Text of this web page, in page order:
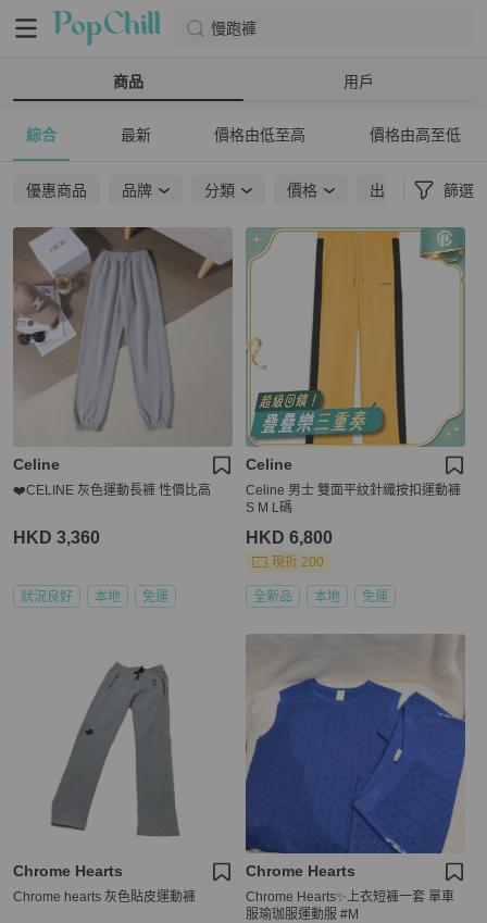
慢跑褲
商品 用戶
綜合 最新 價格由低至高 價格由高至低
優惠商品 品牌 分類 價格 出貨地點 篩選
Celine
❤️CELINE 灰色運動長褲 性價比高
HKD 3,360
狀況良好 本地 免運
Celine
Celine 男士 雙面平紋針織按扣運動褲
S M L碼
HKD 6,800
現折 200
全新品 本地 免運
Chrome Hearts
Chrome hearts 灰色貼皮運動褲
Chrome Hearts
Chrome Hearts✨上衣短褲一套 單車
服瑜珈服運動服 #M